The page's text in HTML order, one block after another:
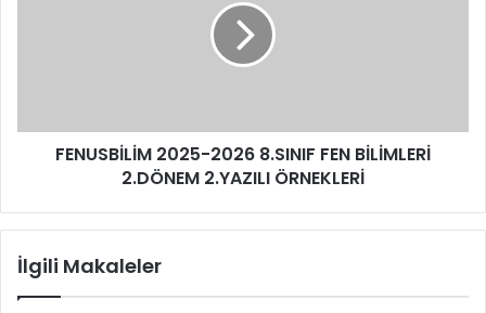
FENUSBİLİM 2025-2026 8.SINIF FEN BİLİMLERİ
2.DÖNEM 2.YAZILI ÖRNEKLERİ
İlgili Makaleler